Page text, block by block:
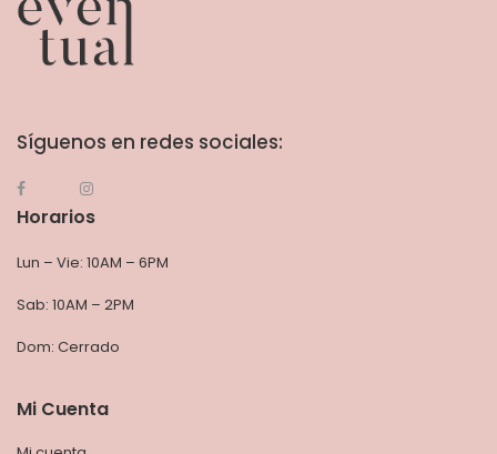
Síguenos en redes sociales:
Horarios
Lun – Vie: 10AM – 6PM
Sab: 10AM – 2PM
Dom: Cerrado
Mi Cuenta